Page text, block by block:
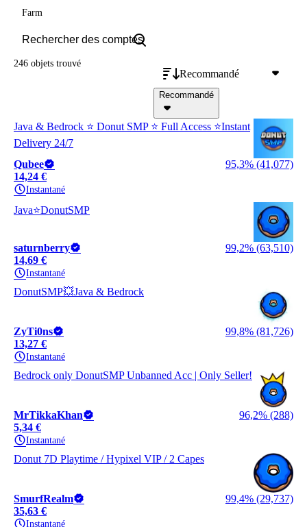
Farm
Recommandé
Recommandé
246 objets trouvé
Java & Bedrock ⭐ Donut SMP ⭐ Full Access ⭐Instant
Delivery 24/7
Qubee
95,3% (41,077)
14,24 €
Instantané
Java⭐DonutSMP
saturnberry
99,2% (63,510)
14,69 €
Instantané
DonutSMP💥Java & Bedrock
ZyTi0ns
99,8% (81,726)
13,27 €
Instantané
Bedrock only DonutSMP Unbanned Acc | Only Seller!
MrTikkaKhan
96,2% (288)
5,34 €
Instantané
Donut 7D Playtime / Hypixel VIP / 2 Capes
SmurfRealm
99,4% (29,737)
35,63 €
Instantané